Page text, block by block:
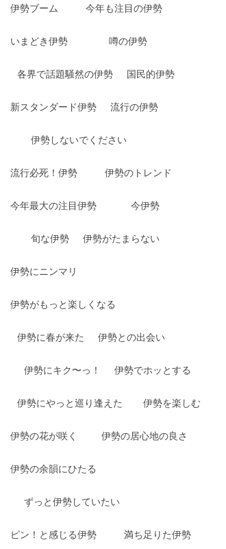
伊勢ブーム 今年も注目の伊勢
いまどき伊勢 噂の伊勢
各界で話題騒然の伊勢 国民的伊勢
新スタンダード伊勢 流行の伊勢
伊勢しないでください
流行必死！伊勢 伊勢のトレンド
今年最大の注目伊勢 今伊勢
旬な伊勢 伊勢がたまらない
伊勢にニンマリ
伊勢がもっと楽しくなる
伊勢に春が来た 伊勢との出会い
伊勢にキク〜っ！ 伊勢でホッとする
伊勢にやっと巡り逢えた 伊勢を楽しむ
伊勢の花が咲く 伊勢の居心地の良さ
伊勢の余韻にひたる
ずっと伊勢していたい
ピン！と感じる伊勢 満ち足りた伊勢